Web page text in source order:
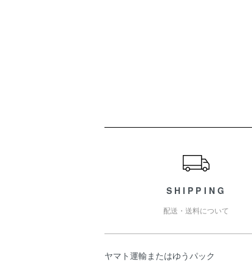
SHIPPING
配送・送料について
ヤマト運輸またはゆうパック